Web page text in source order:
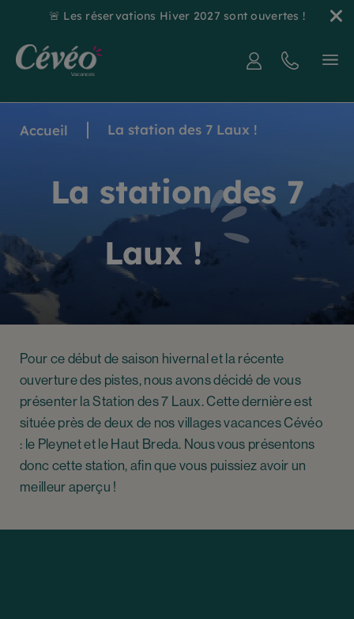
🚨 Les réservations Hiver 2027 sont ouvertes !
Accueil La station des 7 Laux !
La station des 7
Laux !
Pour ce début de saison hivernal et la récente
ouverture des pistes, nous avons décidé de vous
présenter la Station des 7 Laux. Cette dernière est
située près de deux de nos villages vacances Cévéo
: le Pleynet et le Haut Breda. Nous vous présentons
donc cette station, afin que vous puissiez avoir un
meilleur aperçu !